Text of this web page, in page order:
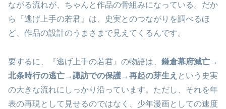
ながる流れが、ちゃんと作品の骨組みになっている。だか
ら『逃げ上手の若君』は、史実とのつながりを調べるほ
ど、作品の設計のうまさまで見えてくるんです。
要するに、『逃げ上手の若君』の物語は、 鎌倉幕府滅亡→
北条時行の逃亡→諏訪での保護→再起の芽生え という史実
の大きな流れにしっかり沿っています。ただし、それを年
表の再現として見せるのではなく、少年漫画としての速度